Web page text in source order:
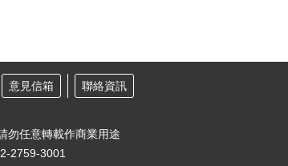
意見信箱
聯絡資訊
勿任意轉載作商業用途
2759-3001